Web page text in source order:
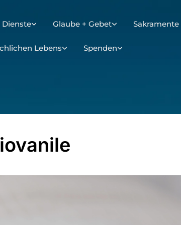
Dienste Glaube + Gebet
Lebens Spenden